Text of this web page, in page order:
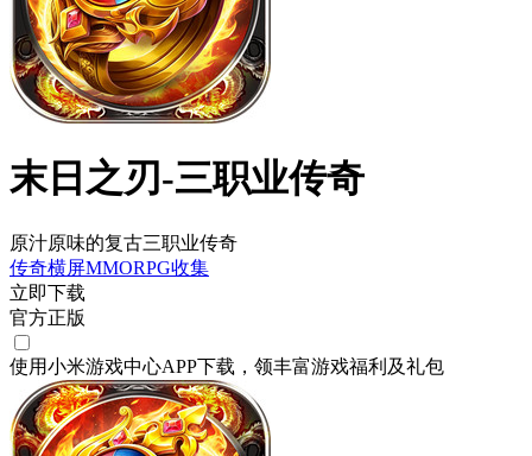
末日之刃-三职业传奇
原汁原味的复古三职业传奇
传奇横屏MMORPG收集
立即下载
官方正版
使用小米游戏中心APP下载 ，领丰富游戏福利 及礼包